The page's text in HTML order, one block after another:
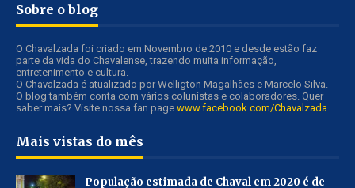
Sobre o blog
O Chavalzada foi criado em Novembro de 2010 e desde estão faz
parte da vida do Chavalense, trazendo muita informação,
entretenimento e cultura.
O Chavalzada é atualizado por Welligton Magalhães e Marcelo Silva.
O blog também conta com vários colunistas e colaboradores. Quer
saber mais? Visite nossa fan page www.facebook.com/Chavalzada
Mais vistas do mês
População estimada de Chaval em 2020 é de